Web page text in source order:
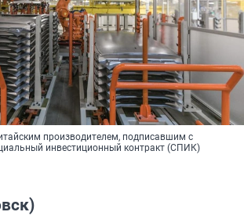
производителем, подписавшим с
инвестиционный контракт (СПИК)